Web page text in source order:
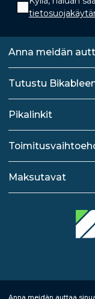
Anna meidän
Tutustu
Pikalinkit
Maksutavat